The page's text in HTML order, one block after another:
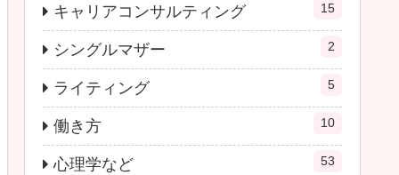
キャリアコンサルティング 15
シングルマザー 2
ライティング 5
働き方 10
心理学など 53